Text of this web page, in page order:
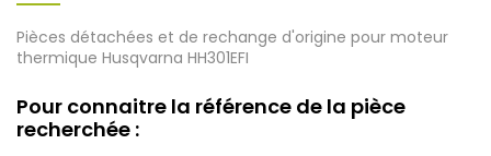
Pièces détachées et de rechange d'origine pour moteur
thermique Husqvarna HH301EFI
Pour connaitre la référence de la pièce
recherchée :